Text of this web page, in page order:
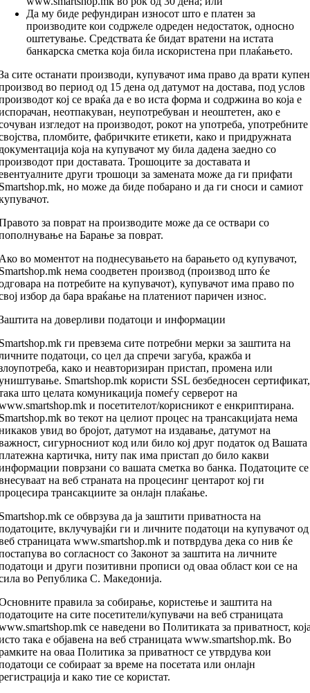
Да му биде рефундиран износот што е платен за
производите кои содржеле одреден недостаток, односно
оштетување. Средствата ќе бидат вратени на истата
банкарска сметка која била искористена при плаќањето.
сите останати производи, купувачот има право да врати купен
во период од 15 дена од датумот на достава, под услов
кој се враќа да е во иста форма и содржина во која е
неотпакуван, неупотребуван и неоштетен, ако е
изгледот на производот, рокот на употреба, употребните
пломбите, фабричките етикети, како и придружната
која на купувачот му била дадена заедно со
при доставата. Трошоците за доставата и
други трошоци за замената може да ги прифати
но може да биде побарано и да ги сноси и самиот
за поврат на производите може да се оствари со
на Барање за поврат.
во моментот на поднесувањето на барањето од купувачот,
нема соодветен производ (производ што ќе
на потребите на купувачот), купувачот има право по
избор да бара враќање на платениот паричен износ.
на доверливи податоци и информации
ги превзема сите потребни мерки за заштита на
податоци, со цел да спречи загуба, кражба и
како и неавторизиран пристап, промена или
Smartshop.mk користи SSL безбедносен сертификат,
што целата комуникација помеѓу серверот на
и посетителот/корисникот е енкриптирана.
во текот на целиот процес на трансакцијата нема
увид во бројот, датумот на издавање, датумот на
сигурносниот код или било кој друг податок од Вашата
картичка, ниту пак има пристап до било какви
поврзани со вашата сметка во банка. Податоците се
на веб страната на процесинг центарот кој ги
трансакциите за онлајн плаќање.
се обврзува да ја заштити приватноста на
вклучувајќи ги и личните податоци на купувачот од
страницата www.smartshop.mk и потврдува дека со нив ќе
во согласност со Законот за заштита на личните
и други позитивни прописи од оваа област кои се на
во Република С. Македонија.
правила за собирање, користење и заштита на
на сите посетители/купувачи на веб страницата
се наведени во Политиката за приватност,
така е објавена на веб страницата www.smartshop.mk. Во
на оваа Политика за приватност се утврдува кои
се собираат за време на посетата или онлајн
и како тие се користат.